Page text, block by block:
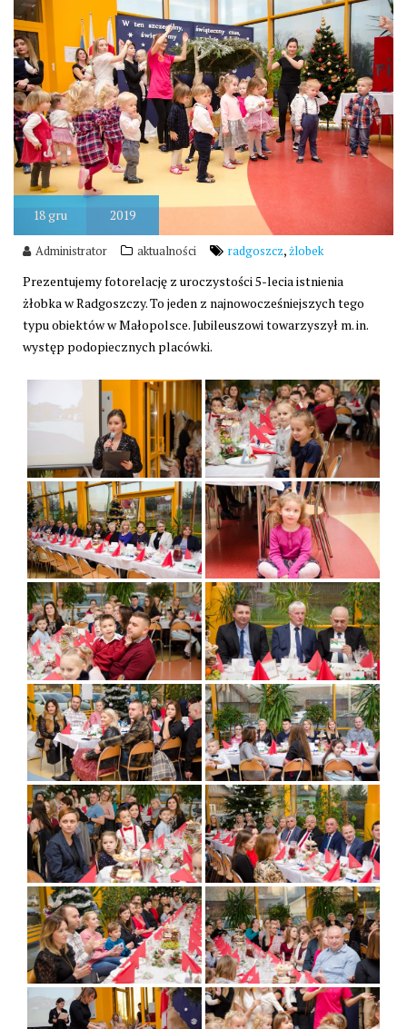
18gru 2019
Administrator aktualności radgoszcz,żlobek
Prezentujemy fotorelację z uroczystości 5-lecia istnienia
żłobka w Radgoszczy. To jeden z najnowocześniejszych tego
typu obiektów w Małopolsce. Jubileuszowi towarzyszył m. in.
występ podopiecznych placówki.